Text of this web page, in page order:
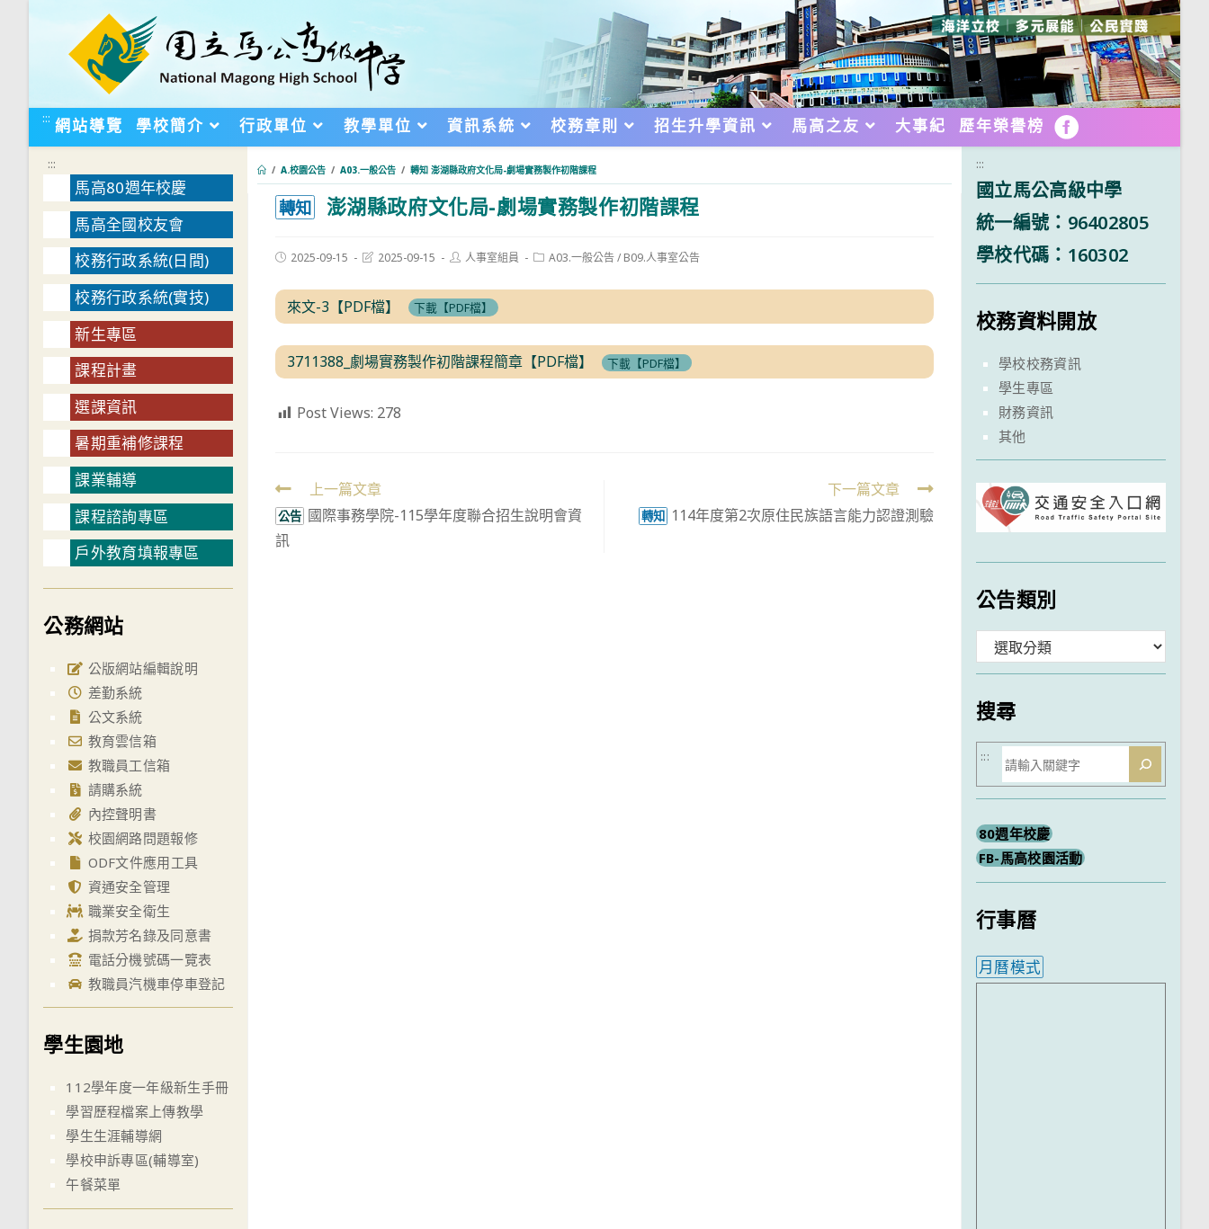
::: 網站導覽 學校簡介 行政單位 教學單位 資訊系統 校務章則 招生升學資訊 馬高之友 大事紀 歷年榮譽榜 FB
/ A.校園公告 / A03.一般公告 / 轉知 澎湖縣政府文化局-劇場實務製作初階課程
轉知 澎湖縣政府文化局-劇場實務製作初階課程
Post2025-09-15
Post2025-09-15
Post人事室組員
PostA03.一般公告/ B09.人事室公告
來文-3【PDF檔】 下載【PDF檔】
3711388_劇場實務製作初階課程簡章【PDF檔】 下載【PDF檔】
Post Views: 278
Read
more
articles
上一篇文章
公告 國際事務學院-115學年度聯合招生說明會資
訊
下一篇文章
轉知 114年度第2次原住民族語言能力認證測驗
:::
馬高80週年校慶
馬高全國校友會
校務行政系統(日間)
校務行政系統(實技)
新生專區
課程計畫
選課資訊
暑期重補修課程
課業輔導
課程諮詢專區
戶外教育填報專區
公務網站
公版網站編輯說明
差勤系統
公文系統
教育雲信箱
教職員工信箱
請購系統
內控聲明書
校園網路問題報修
ODF文件應用工具
資通安全管理
職業安全衛生
捐款芳名錄及同意書
電話分機號碼一覽表
教職員汽機車停車登記
學生園地
112學年度一年級新生手冊
學習歷程檔案上傳教學
學生生涯輔導網
學校申訴專區(輔導室)
午餐菜單
:::
國立馬公高級中學
統一編號：96402805
學校代碼：160302
校務資料開放
學校校務資訊
學生專區
財務資訊
其他
公告類別
類
搜尋
搜
尋
:::
80週年校慶
FB-馬高校園活動
行事曆
月曆模式